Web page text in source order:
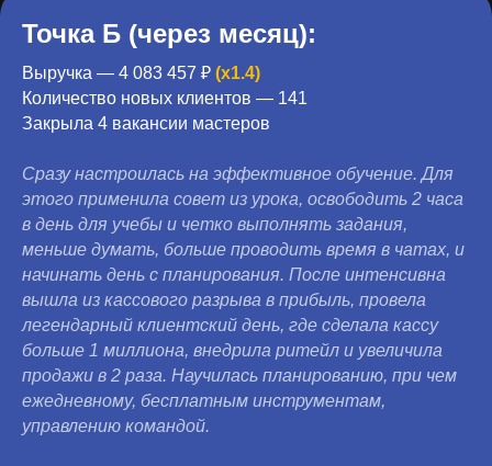
Точка Б (через месяц):
Выручка — 4 083 457 ₽ (x1.4)
Количество новых клиентов — 141
Закрыла 4 вакансии мастеров
Сразу настроилась на эффективное обучение. Для
этого применила совет из урока, освободить 2 часа
в день для учебы и четко выполнять задания,
меньше думать, больше проводить время в чатах, и
начинать день с планирования. После интенсивна
вышла из кассового разрыва в прибыль, провела
легендарный клиентский день, где сделала кассу
больше 1 миллиона, внедрила ритейл и увеличила
продажи в 2 раза. Научилась планированию, при чем
ежедневному, бесплатным инструментам,
управлению командой.